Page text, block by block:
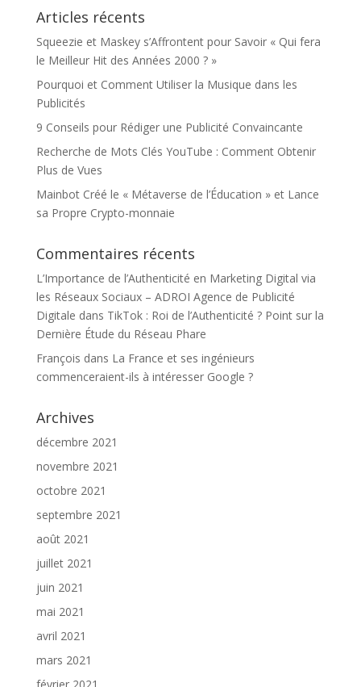
Articles récents
Squeezie et Maskey s’Affrontent pour Savoir « Qui fera
le Meilleur Hit des Années 2000 ? »
Pourquoi et Comment Utiliser la Musique dans les
Publicités
9 Conseils pour Rédiger une Publicité Convaincante
Recherche de Mots Clés YouTube : Comment Obtenir
Plus de Vues
Mainbot Créé le « Métaverse de l’Éducation » et Lance
sa Propre Crypto-monnaie
Commentaires récents
L’Importance de l’Authenticité en Marketing Digital via
les Réseaux Sociaux – ADROI Agence de Publicité
Digitale dans TikTok : Roi de l’Authenticité ? Point sur la
Dernière Étude du Réseau Phare
François dans La France et ses ingénieurs
commenceraient-ils à intéresser Google ?
Archives
décembre 2021
novembre 2021
octobre 2021
septembre 2021
août 2021
juillet 2021
juin 2021
mai 2021
avril 2021
mars 2021